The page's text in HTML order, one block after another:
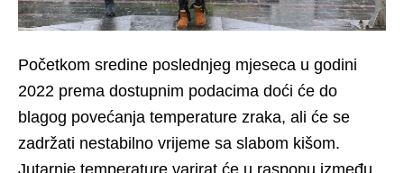
Početkom sredine poslednjeg mjeseca u godini
2022 prema dostupnim podacima doći će do
blagog povećanja temperature zraka, ali će se
zadržati nestabilno vrijeme sa slabom kišom.
Jutarnje temperature varirat će u rasponu između